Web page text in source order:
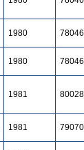
1980
1980
1981
1981